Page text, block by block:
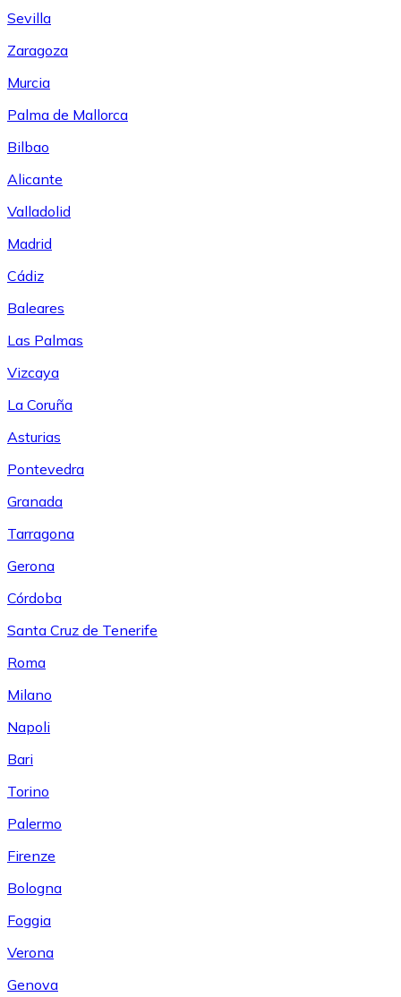
Sevilla
Zaragoza
Murcia
Palma de Mallorca
Bilbao
Alicante
Valladolid
Madrid
Cádiz
Baleares
Las Palmas
Vizcaya
La Coruña
Asturias
Pontevedra
Granada
Tarragona
Gerona
Córdoba
Santa Cruz de Tenerife
Roma
Milano
Napoli
Bari
Torino
Palermo
Firenze
Bologna
Foggia
Verona
Genova